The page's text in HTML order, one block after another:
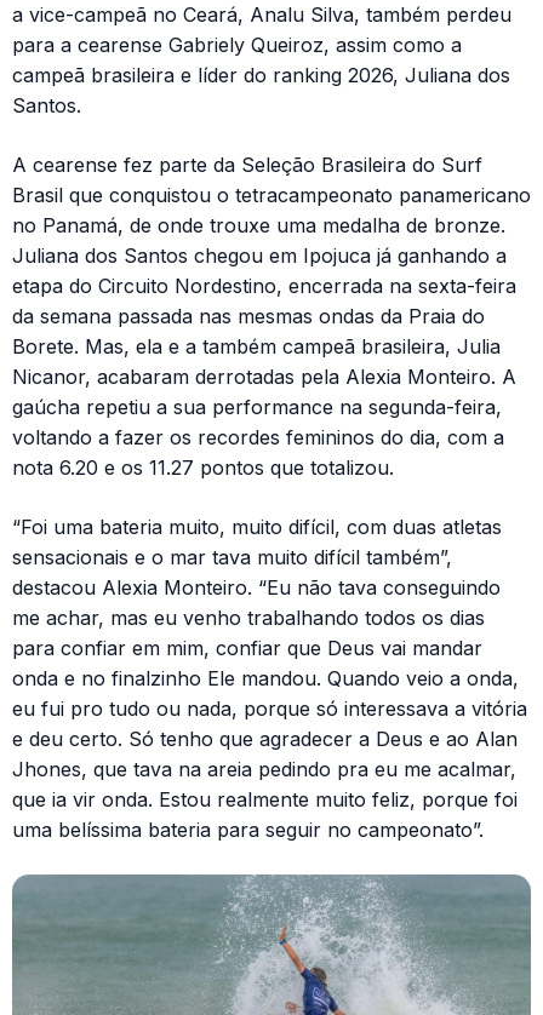
a vice-campeã no Ceará, Analu Silva, também perdeu
para a cearense Gabriely Queiroz, assim como a
campeã brasileira e líder do ranking 2026, Juliana dos
Santos.
A cearense fez parte da Seleção Brasileira do Surf
Brasil que conquistou o tetracampeonato panamericano
no Panamá, de onde trouxe uma medalha de bronze.
Juliana dos Santos chegou em Ipojuca já ganhando a
etapa do Circuito Nordestino, encerrada na sexta-feira
da semana passada nas mesmas ondas da Praia do
Borete. Mas, ela e a também campeã brasileira, Julia
Nicanor, acabaram derrotadas pela Alexia Monteiro. A
gaúcha repetiu a sua performance na segunda-feira,
voltando a fazer os recordes femininos do dia, com a
nota 6.20 e os 11.27 pontos que totalizou.
“Foi uma bateria muito, muito difícil, com duas atletas
sensacionais e o mar tava muito difícil também”,
destacou Alexia Monteiro. “Eu não tava conseguindo
me achar, mas eu venho trabalhando todos os dias
para confiar em mim, confiar que Deus vai mandar
onda e no finalzinho Ele mandou. Quando veio a onda,
eu fui pro tudo ou nada, porque só interessava a vitória
e deu certo. Só tenho que agradecer a Deus e ao Alan
Jhones, que tava na areia pedindo pra eu me acalmar,
que ia vir onda. Estou realmente muito feliz, porque foi
uma belíssima bateria para seguir no campeonato”.